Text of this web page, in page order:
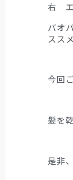
右 エ
バオ
スス
今回
髪を
是非